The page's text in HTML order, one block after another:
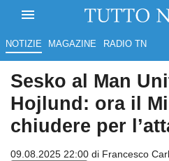
NOTIZIE MAGAZINE RADIO TN
Sesko al Man
Hojlund: ora il
chiudere per
09.08.2025 22:00 di Francesco